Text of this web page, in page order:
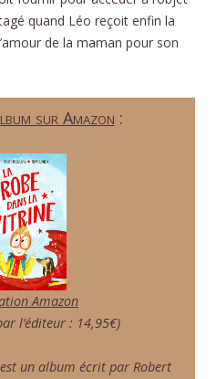
quand Léo reçoit enfin la
de la maman pour son
sur Amazon :
Amazon
l’éditeur : 14,95€)
est un album écrit par Robert